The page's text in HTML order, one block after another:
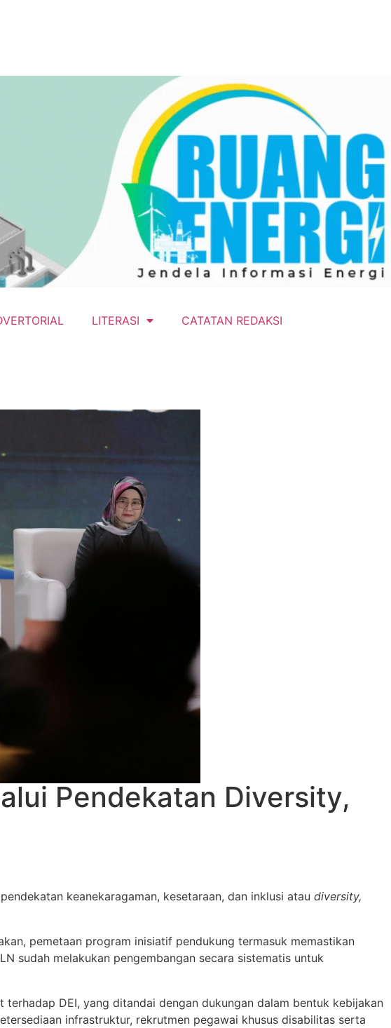
LITERASI CATATAN REDAKSI
Pendekatan Diversity,
keanekaragaman, kesetaraan, dan inklusi atau diversity,
pemetaan program inisiatif pendukung termasuk memastikan
sudah melakukan pengembangan secara sistematis untuk
DEI, yang ditandai dengan dukungan dalam bentuk kebijakan
infrastruktur, rekrutmen pegawai khusus disabilitas serta